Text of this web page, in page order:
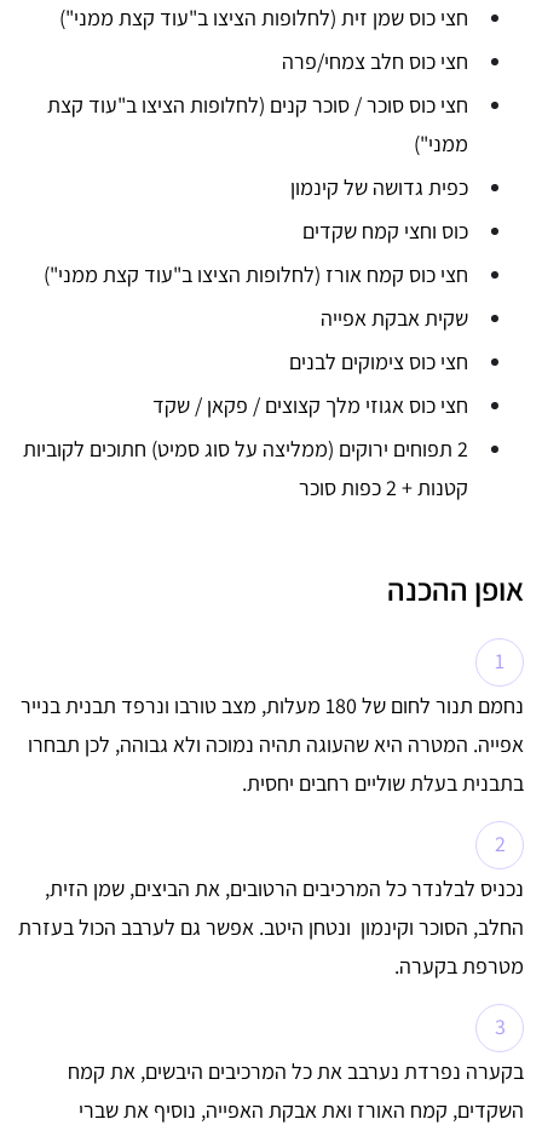
חצי כוס שמן זית (לחלופות הציצו ב"עוד קצת ממני")
חצי כוס חלב צמחי/פרה
חצי כוס סוכר / סוכר קנים (לחלופות הציצו ב"עוד קצת
ממני")
כפית גדושה של קינמון
כוס וחצי קמח שקדים
חצי כוס קמח אורז (לחלופות הציצו ב"עוד קצת ממני")
שקית אבקת אפייה
חצי כוס צימוקים לבנים
חצי כוס אגוזי מלך קצוצים / פקאן / שקד
2 תפוחים ירוקים (ממליצה על סוג סמיט) חתוכים לקוביות
קטנות + 2 כפות סוכר
אופן ההכנה
נחמם תנור לחום של 180 מעלות, מצב טורבו ונרפד תבנית בנייר
אפייה. המטרה היא שהעוגה תהיה נמוכה ולא גבוהה, לכן תבחרו
בתבנית בעלת שוליים רחבים יחסית.
נכניס לבלנדר כל המרכיבים הרטובים, את הביצים, שמן הזית,
החלב, הסוכר וקינמון ונטחן היטב. אפשר גם לערבב הכול בעזרת
מטרפת בקערה.
בקערה נפרדת נערבב את כל המרכיבים היבשים, את קמח
השקדים, קמח האורז ואת אבקת האפייה, נוסיף את שברי